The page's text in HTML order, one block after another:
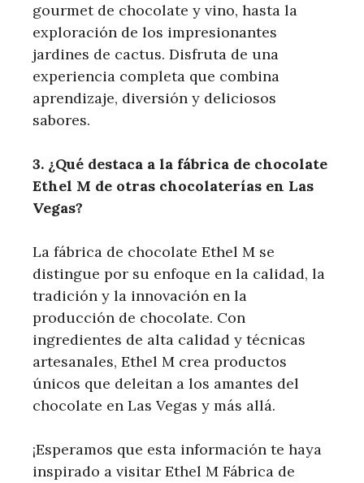
gourmet de chocolate y vino, hasta la
exploración de los impresionantes
jardines de ⁣cactus. Disfruta de una
experiencia completa que combina
aprendizaje, diversión y ​deliciosos
sabores.
3. ¿Qué destaca a la fábrica de chocolate
Ethel M de otras chocolaterías en Las
Vegas?
La fábrica de chocolate Ethel M se
distingue por su ⁢enfoque‍ en la calidad, la
tradición y⁤ la innovación ‌en la
producción de chocolate.​ Con⁤
ingredientes de alta calidad y técnicas
⁢artesanales, Ethel M crea productos
⁤únicos que deleitan a los amantes del
chocolate en Las Vegas ⁢y más allá.
¡Esperamos que esta información te haya
inspirado a visitar Ethel M⁣ Fábrica de